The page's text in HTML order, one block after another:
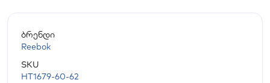
ბრენდი
Reebok
SKU
HT1679-60-62